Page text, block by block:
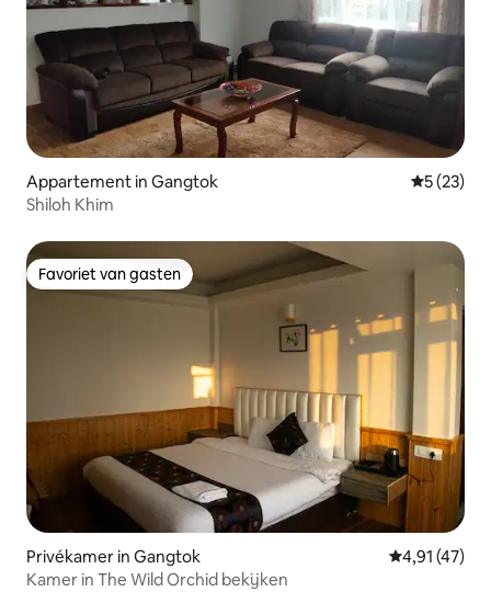
Appartement in Gangtok
5 (23)
Shiloh Khim
Favoriet van gasten
Favoriet van gasten
Privékamer in Gangtok Gemiddelde
4,91 (47)
Kamer in The Wild Orchid bekijken